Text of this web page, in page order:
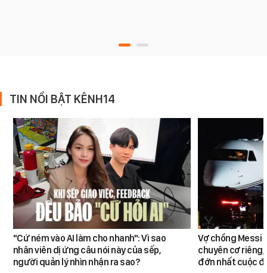
TIN NỔI BẬT KÊNH14
"Cứ ném vào AI làm cho nhanh": Vì sao
nhân viên dị ứng câu nói này của sếp,
người quản lý nhìn nhận ra sao?
Vợ chồng Messi
chuyên cơ
đớn nhất cuộc